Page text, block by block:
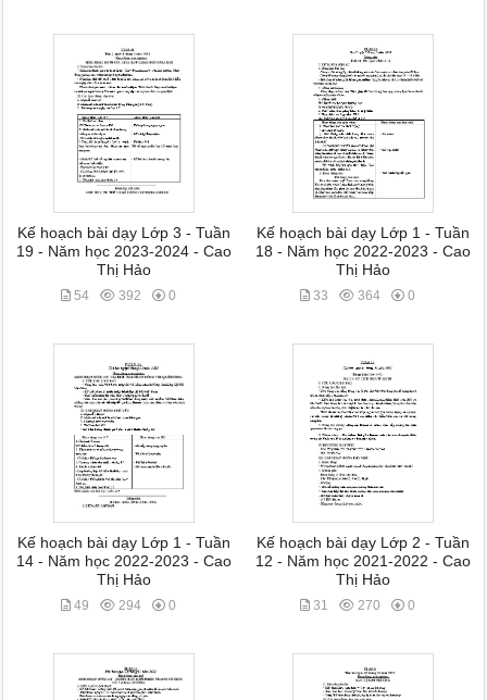
Kế hoạch bài dạy Lớp 3 - Tuần
19 - Năm học 2023-2024 - Cao
Thị Hảo
54 392 0
Kế hoạch bài dạy Lớp 1 - Tuần
18 - Năm học 2022-2023 - Cao
Thị Hảo
33 364 0
Kế hoạch bài dạy Lớp 1 - Tuần
14 - Năm học 2022-2023 - Cao
Thị Hảo
49 294 0
Kế hoạch bài dạy Lớp 2 - Tuần
12 - Năm học 2021-2022 - Cao
Thị Hảo
31 270 0